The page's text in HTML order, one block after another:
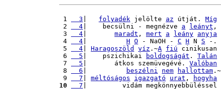
1
  3
folyadék jelölte az útját. Míg
2
  4
|    becsülni - megnézve a leányt ,
3
  4
maradt , mert a leány anyja
4
  4
H O - NaOH - C H N S -.
5
  4
Haragoszöld víz .~A fiú cinikusan
6
  5
|    pszichikai boldogságát . Talán
7
  5
|       átkos szemüvegévé. Valóban
8
  6
beszélni nem hallottam .~
9
  7
méltóságos igazgató urat ,
hogyha
10
  7
|         vidám megkönnyebbüléssel